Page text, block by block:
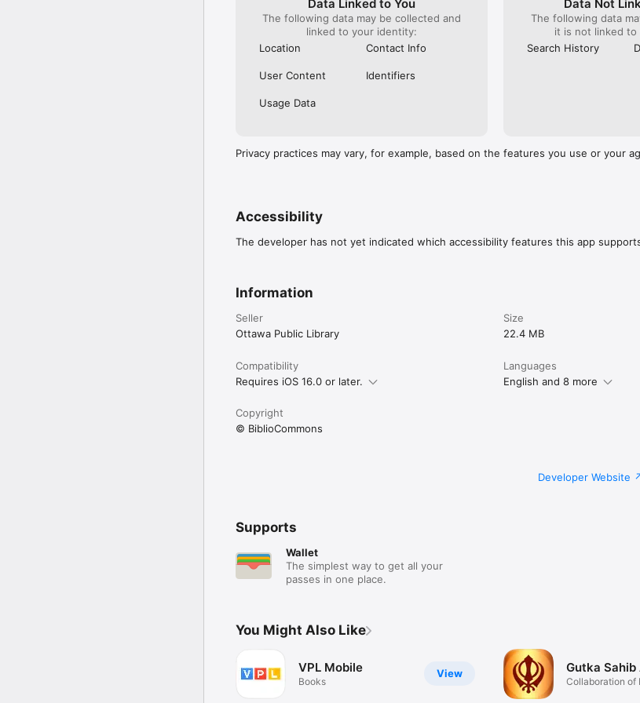
Data Linked to You
The following data may be collected and
linked to your identity:
Location
Contact Info
User Content Identifiers
Usage Data
Data Not
The following data
it is not linked
Search History
Privacy practices may vary, for example, based on the features you use or your
Accessibility
The developer has not yet indicated which accessibility features this app
Information
Seller
Ottawa Public Library
Size
22.4 MB
Compatibility
Requires iOS 16.0 or later.
Languages
English and 8 more
Copyright
© BiblioCommons
Developer Website
Supports
Wallet
The simplest way to get all your
passes in one place.
You Might Also Like
View
VPL Mobile
Books
Gutka Sahib
Collaboration of